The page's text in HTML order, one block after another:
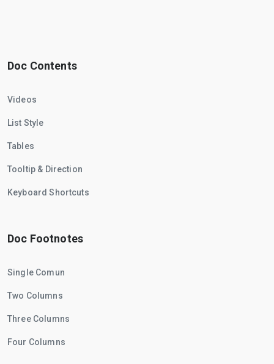
Doc Contents
Videos
List Style
Tables
Tooltip & Direction
Keyboard Shortcuts
Doc Footnotes
Single Comun
Two Columns
Three Columns
Four Columns